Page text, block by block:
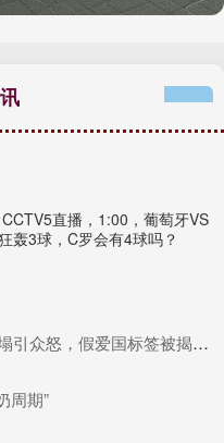
直播，1:00，葡萄牙VS
轰3球，C罗会有4球吗？
国标签被揭，昔日硬汉形象成笑柄
周期”